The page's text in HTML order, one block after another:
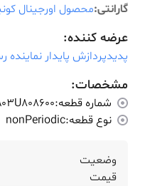
گارانتی:محصول اورجینال
عرضه کننده:
پدیدپردازش پایدار نماینده
مشخصات:
شماره قطعه:
نوع قطعه:nonPeriodic
وضعیت
قیمت